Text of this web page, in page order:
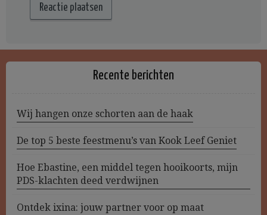
Recente berichten
Wij hangen onze schorten aan de haak
De top 5 beste feestmenu’s van Kook Leef Geniet
Hoe Ebastine, een middel tegen hooikoorts, mijn
PDS-klachten deed verdwijnen
Ontdek ixina: jouw partner voor op maat